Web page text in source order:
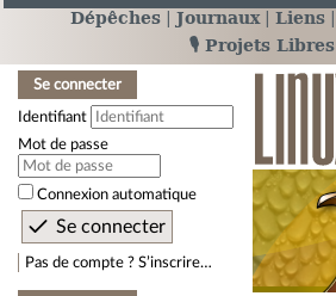
Dépêches Journaux Liens
🎙️ Projets Libres
Se connecter
Identifiant
Mot de passe
Connexion automatique
Pas de compte ? S’inscrire…